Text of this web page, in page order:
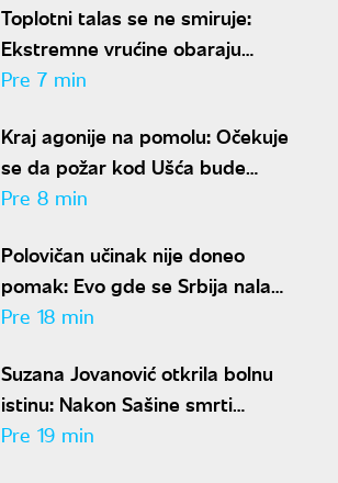
Toplotni talas se ne smiruje:
Ekstremne vrućine obaraju
rekorde širom centralne i
Pre 7 min
Kraj agonije na pomolu: Očekuje
se da požar kod Ušća bude
uskoro lokalizovan
Pre 8 min
Polovičan učinak nije doneo
pomak: Evo gde se Srbija nalazi
na UEFA rang listi nakon
Evropi
Pre 18 min
Suzana Jovanović otkrila bolnu
istinu: Nakon Sašine smrti
mnogi su joj okrenuli leđa:
Pre 19 min